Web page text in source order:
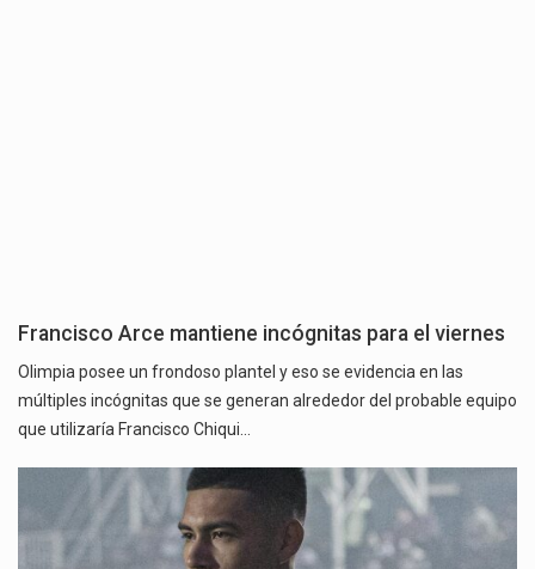
Francisco Arce mantiene incógnitas para el viernes
Olimpia posee un frondoso plantel y eso se evidencia en las
múltiples incógnitas que se generan alrededor del probable equipo
que utilizaría Francisco Chiqui…